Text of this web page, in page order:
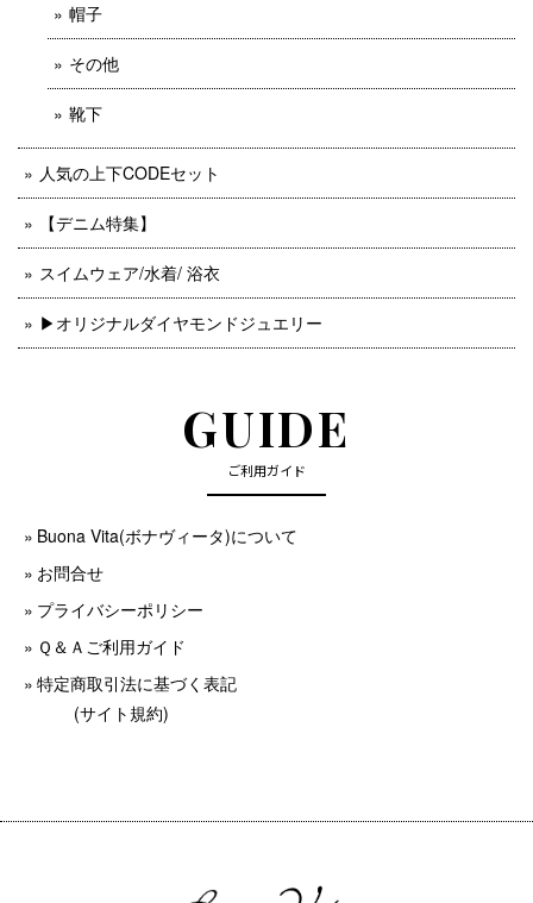
帽子
その他
靴下
人気の上下CODEセット
【デニム特集】
スイムウェア/水着/ 浴衣
▶︎オリジナルダイヤモンドジュエリー
GUIDE
ご利用ガイド
Buona Vita(ボナヴィータ)について
お問合せ
プライバシーポリシー
Ｑ＆Ａご利用ガイド
特定商取引法に基づく表記
(サイト規約)